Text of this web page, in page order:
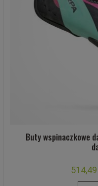
Buty wspinaczkowe
514,49